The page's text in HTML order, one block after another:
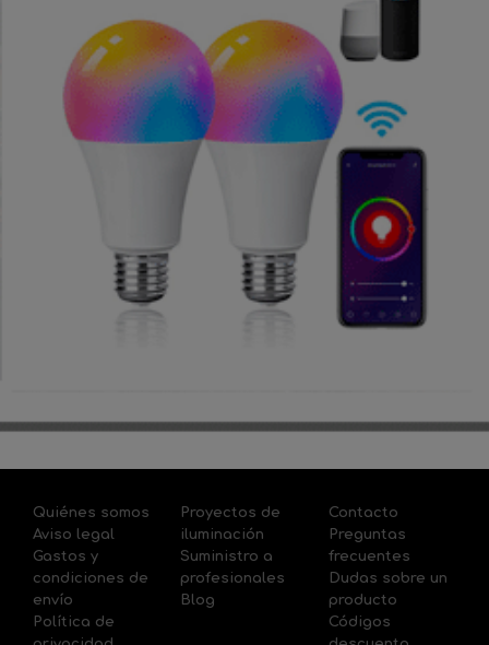
Quiénes somos
Aviso legal
Gastos y
condiciones de
envío
Política de
Proyectos de
iluminación
Suministro a
profesionales
Blog
Contacto
Preguntas
frecuentes
Dudas sobre un
producto
Códigos